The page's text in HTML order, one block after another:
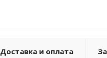
Доставка и оплата